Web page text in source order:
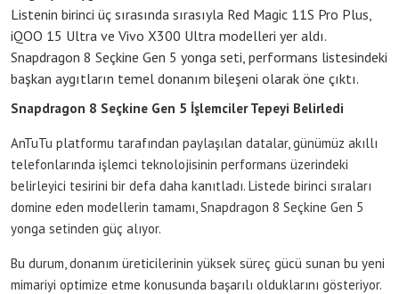
Listenin birinci üç sırasında sırasıyla Red Magic 11S Pro Plus,
iQOO 15 Ultra ve Vivo X300 Ultra modelleri yer aldı.
Snapdragon 8 Seçkine Gen 5 yonga seti, performans listesindeki
başkan aygıtların temel donanım bileşeni olarak öne çıktı.
Snapdragon 8 Seçkine Gen 5 İşlemciler Tepeyi Belirledi
AnTuTu platformu tarafından paylaşılan datalar, günümüz akıllı
telefonlarında işlemci teknolojisinin performans üzerindeki
belirleyici tesirini bir defa daha kanıtladı. Listede birinci sıraları
domine eden modellerin tamamı, Snapdragon 8 Seçkine Gen 5
yonga setinden güç alıyor.
Bu durum, donanım üreticilerinin yüksek süreç gücü sunan bu yeni
mimariyi optimize etme konusunda başarılı olduklarını gösteriyor.